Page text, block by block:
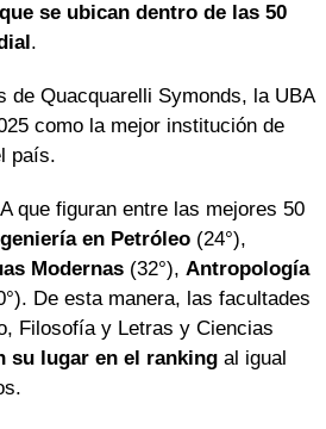
se ubican dentro de las 50
.
de Quacquarelli Symonds, la UBA
como la mejor institución de
país.
que figuran entre las mejores 50
en Petróleo (24°),
Modernas (32°), Antropología
De esta manera, las facultades
Filosofía y Letras y Ciencias
su lugar en el ranking al igual